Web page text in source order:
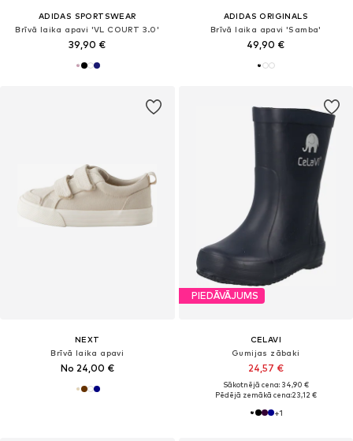
ADIDAS SPORTSWEAR
Brīvā laika apavi 'VL COURT 3.0'
39,90 €
ADIDAS ORIGINALS
Brīvā laika apavi 'Samba'
49,90 €
NEXT
Brīvā laika apavi
No 24,00 €
PIEDĀVĀJUMS
CELAVI
Gumijas zābaki
24,57 €
Sākotnējā cena: 34,90 €
Pēdējā zemākā cena:23,12 €
+1